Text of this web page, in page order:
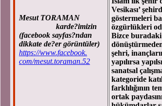
Mesut TORAMAN
karde?imizin
(facebook sayfas?ndan
dikkate de?er görüntüler)
https://www.facebook.
com/mesut.toraman.52
Vesikası’
göstermeleri
özgürlükleri
Bizce
şehri,
yapılırsa
sanatsal
kategoride
farklılığının
ortak